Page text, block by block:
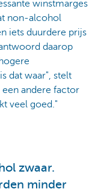
winstmarges
non-alcohol
iets duurdere prijs
daarop
dat waar", stelt
een andere factor
veel goed."
zwaar.
minder